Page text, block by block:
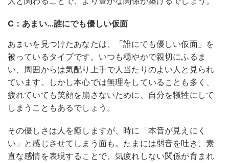
C：あまい…誰にでも優しい仮面
あまいを見つけたあなたは、「誰にでも優しい仮面」を
被っているタイプです。いつも穏やかで親切にふるま
い、周囲からは気配り上手で人当たりのよい人と見られ
ています。しかし本心では無理をしていることも多く、
疲れていても笑顔を崩さないために、自分を犠牲にして
しまうこともあるでしょう。
その優しさは人を癒しますが、時に「本音が見えにく
い」と感じさせてしまう面も。たまには弱音を吐き、素
直な感情を表現することで、気疲れしない関係が育まれ